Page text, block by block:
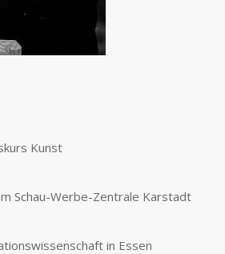
Kunst
Schau-Werbe-Zentrale Karstadt
in Essen